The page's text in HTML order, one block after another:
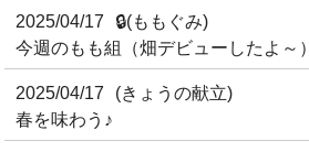
2025/04/17 🔒(ももぐみ)
今週のもも組（畑デビューしたよ～）
2025/04/17
(きょうの献立)
春を味わう♪